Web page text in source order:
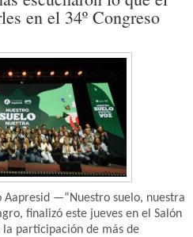
en el 34º Congreso
Aapresid —“Nuestro suelo, nuestra
finalizó este jueves en el Salón
participación de más de